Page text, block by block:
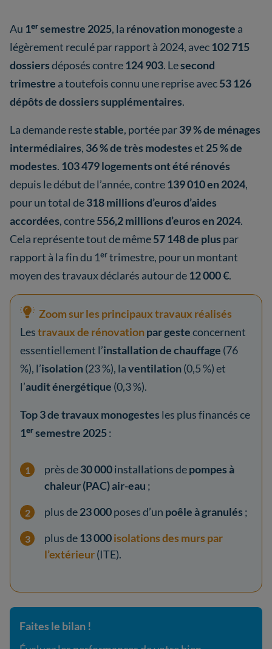
Au 1ᵉʳ semestre 2025, la rénovation monogeste a
légèrement reculé par rapport à 2024, avec102 715
dossiersdéposés contre124 903. Lesecond
trimestre a toutefois connu une reprise avec53 126
dépôts de dossiers supplémentaires.
La demande restestable, portée par39 % de ménages
intermédiaires, 36 % de très modesteset 25 % de
modestes. 103 479 logements ont été rénovés
depuis le début de l’année, contre139 010 en 2024,
pour un total de318 millions d’euros d’aides
accordées, contre556,2 millions d’euros en 2024.
Cela représente tout de même57 148 de plus par
rapport à la fin du 1ᵉʳ trimestre, pour un montant
moyen des travaux déclarés autour de12 000 €.
Zoom sur les principaux travaux réalisés
Lestravaux de rénovationpar gesteconcernent
essentiellement l’installation de chauffage (76
%), l’isolation(23 %), laventilation(0,5 %) et
l’audit énergétique (0,3 %).
Top 3 de travaux monogestes les plus financés ce
1ᵉʳ semestre 2025:
près de30 000installations depompes à
chaleur (PAC) air-eau ;
plus de23 000poses d’un poêle à granulés ;
plus de13 000isolations des murs par
l’extérieur(ITE).
Faites le bilan !